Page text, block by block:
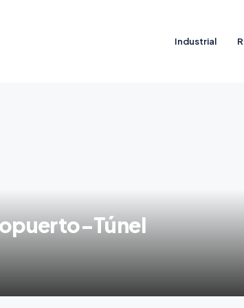
Industrial
Túnel